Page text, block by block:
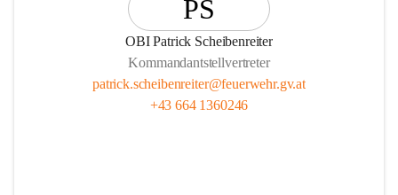
PS
OBI Patrick Scheibenreiter
Kommandantstellvertreter
patrick.scheibenreiter@feuerwehr.gv.at
+43 664 1360246